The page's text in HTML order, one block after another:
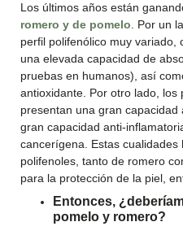
Los últimos años están
romero y de pomelo . Por un
perfil polifenólico muy variado,
una elevada capacidad de
pruebas en humanos), así
antioxidante. Por otro lado, los
presentan una gran
gran capacidad anti-
cancerígena. Estas
polifenoles, tanto de romero
para la protección de la piel,
Entonces,
pomelo y romero?